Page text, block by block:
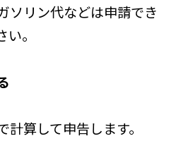
ソリン代などは申請でき
。
算して申告します。